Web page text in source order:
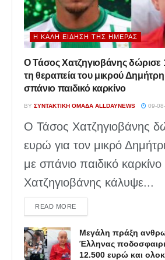
Η ΚΑΛΉ ΕΊΔΗΣΗ ΤΗΣ ΗΜΈΡΑΣ
Ο Τάσος Χατζηγιοβάνης δώρισε
τη θεραπεία του μικρού
σπάνιο παιδικό καρκίνο
BY ΣΥΝΤΑΚΤΙΚΉ ΟΜΆΔΑ ALLDAYNEWS 09-
Ο Τάσος Χατζηγιοβάνης
ευρώ για τον μικρό
με σπάνιο παιδικό
Χατζηγιοβάνης κάλυψε...
READ MOREDETAILS
Μεγάλη πράξη
Έλληνας
12.500 ευρώ και